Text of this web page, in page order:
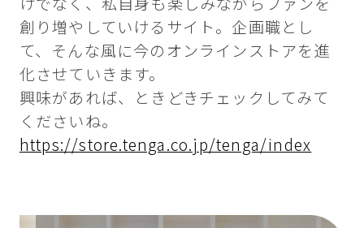
創り増やしていけるサイト。企画職とし
て、そんな風に今のオンラインストアを進
化させていきます。
興味があれば、ときどきチェックしてみて
くださいね。
https://store.tenga.co.jp/tenga/index